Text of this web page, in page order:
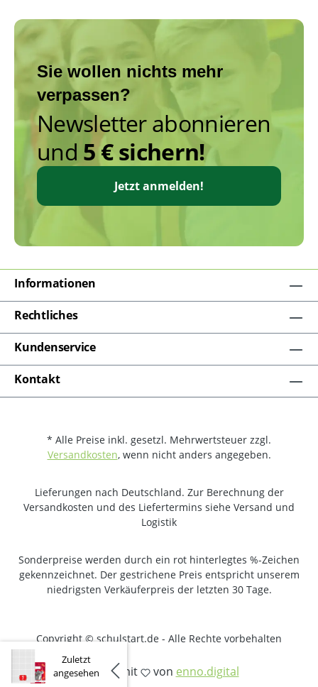
Sie wollen nichts mehr
verpassen?
Newsletter abonnieren
und 5 € sichern!
Jetzt anmelden!
Zuletzt
angesehen
Informationen
Rechtliches
Kundenservice
Kontakt
* Alle Preise inkl. gesetzl. Mehrwertsteuer zzgl.
Versandkosten, wenn nicht anders angegeben.
Lieferungen nach Deutschland. Zur Berechnung der
Versandkosten und des Liefertermins siehe Versand und
Logistik
Sonderpreise werden durch ein rot hinterlegtes %-Zeichen
gekennzeichnet. Der gestrichene Preis entspricht unserem
niedrigsten Verkäuferpreis der letzten 30 Tage.
Copyright © schulstart.de - Alle Rechte vorbehalten
Erstellt mit von enno.digital